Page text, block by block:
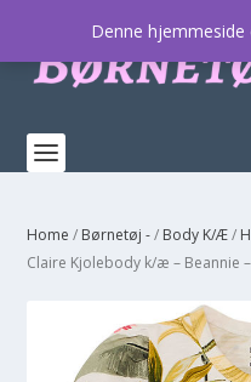
Home / Børnetøj -/ Body K/Æ/
Claire Kjolebody k/æ – Beannie
Denne hjemmeside